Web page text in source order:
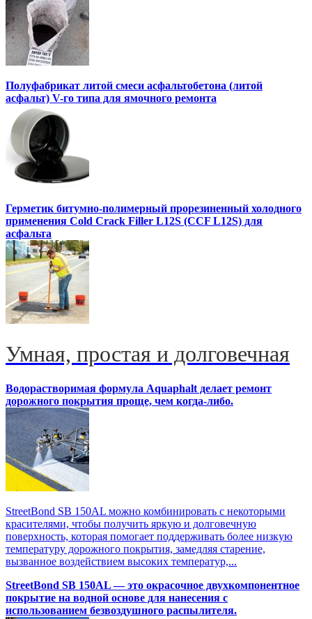
Полуфабрикат литой смеси асфальтобетона (литой
асфальт) V-го типа для ямочного ремонта
Герметик битумно-полимерный прорезиненный холодного
применения Cold Crack Filler L12S (ССF L12S) для
асфальта
Умная, простая и долговечная
Водорастворимая формула Aquaphalt делает ремонт
дорожного покрытия проще, чем когда-либо.
StreetBond SB 150AL можно комбинировать с некоторыми
красителями, чтобы получить яркую и долговечную
поверхность, которая помогает поддерживать более низкую
температуру дорожного покрытия, замедляя старение,
вызванное воздействием высоких температур,...
StreetBond SB 150AL — это окрасочное двухкомпонентное
покрытие на водной основе для нанесения с
использованием безвоздушного распылителя.